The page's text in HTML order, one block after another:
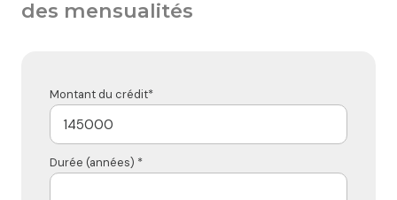
des mensualités
Montant du crédit*
Durée (années) *